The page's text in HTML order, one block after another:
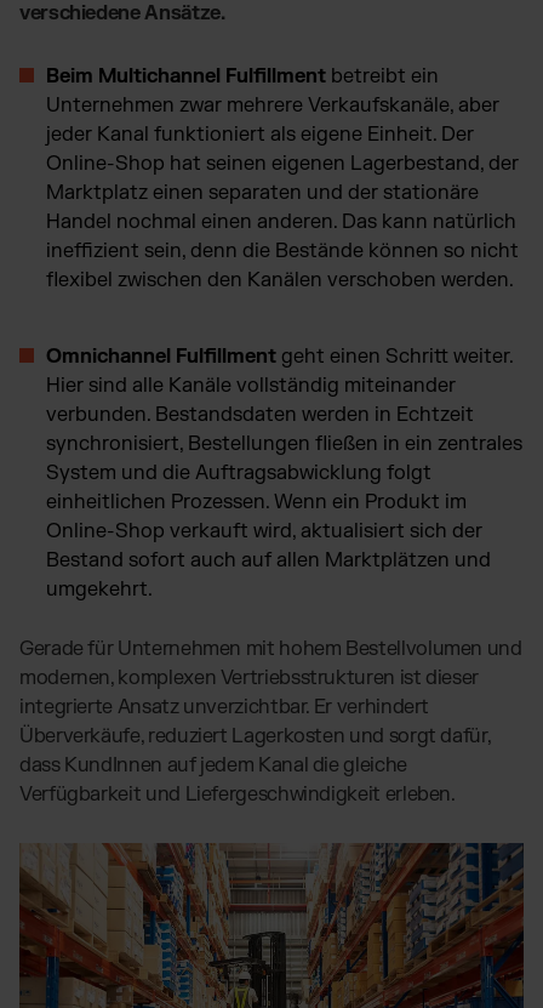
verschiedene Ansätze.
Beim Multichannel Fulfillment betreibt ein
Unternehmen zwar mehrere Verkaufskanäle, aber
jeder Kanal funktioniert als eigene Einheit. Der
Online-Shop hat seinen eigenen Lagerbestand, der
Marktplatz einen separaten und der stationäre
Handel nochmal einen anderen. Das kann natürlich
ineffizient sein, denn die Bestände können so nicht
flexibel zwischen den Kanälen verschoben werden.
Omnichannel Fulfillment geht einen Schritt weiter.
Hier sind alle Kanäle vollständig miteinander
verbunden. Bestandsdaten werden in Echtzeit
synchronisiert, Bestellungen fließen in ein zentrales
System und die Auftragsabwicklung folgt
einheitlichen Prozessen. Wenn ein Produkt im
Online-Shop verkauft wird, aktualisiert sich der
Bestand sofort auch auf allen Marktplätzen und
umgekehrt.
Gerade für Unternehmen mit hohem Bestellvolumen und
modernen, komplexen Vertriebsstrukturen ist dieser
integrierte Ansatz unverzichtbar. Er verhindert
Überverkäufe, reduziert Lagerkosten und sorgt dafür,
dass KundInnen auf jedem Kanal die gleiche
Verfügbarkeit und Liefergeschwindigkeit erleben.